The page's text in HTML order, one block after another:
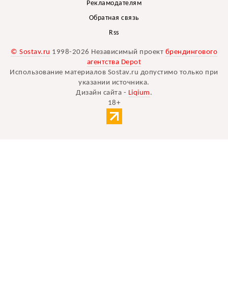
Рекламодателям
Обратная связь
Rss
© Sostav.ru 1998-2026 Независимый проект брендингового
агентства Depot
Использование материалов Sostav.ru допустимо только при
указании источника.
Дизайн сайта - Liqium .
18+